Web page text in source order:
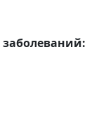
заболеваний: